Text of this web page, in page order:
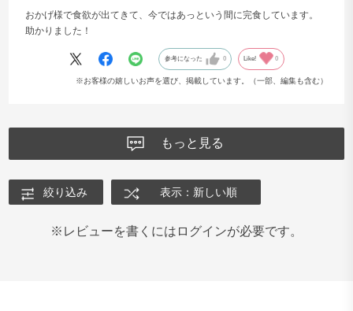
おかげ様で食欲が出てきて、今ではあっという間に完食しています。
助かりました！
参考になった 0 Like! 0
※お客様の嬉しいお声を選び、掲載しています。（一部、編集も含む）
もっと見る
絞り込み 表示：新しい順
※レビューを書くにはログインが必要です。